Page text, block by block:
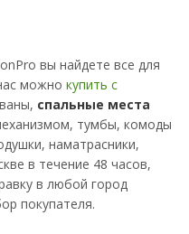
вы найдете все для
можно купить с
спальные места
тумбы, комоды
наматрасники,
в течение 48 часов,
в любой город
покупателя.